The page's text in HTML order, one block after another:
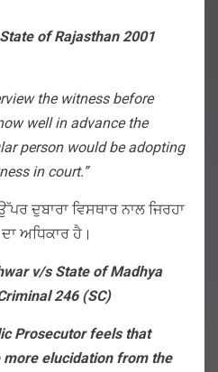
of Rajasthan 2001
the witness before
well in advance the
person would be adopting
in court.”
ਦੁਬਾਰਾ ਵਿਸਥਾਰ ਨਾਲ ਜਿਰਹਾ
ਅਧਿਕਾਰ ਹੈ।
v/s State of Madhya
246 (SC)
Prosecutor feels that
elucidation from the